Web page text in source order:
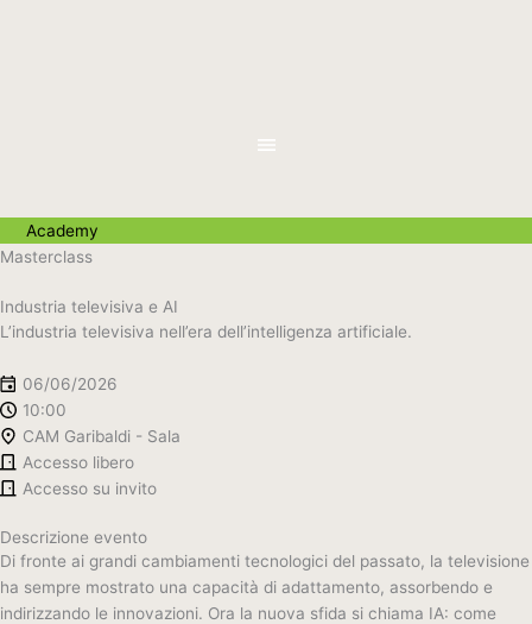
Academy
Masterclass
Industria televisiva e AI
L’industria televisiva nell’era dell’intelligenza artificiale.
06/06/2026
10:00
CAM Garibaldi - Sala
Accesso libero
Accesso su invito
Descrizione evento
Di fronte ai grandi cambiamenti tecnologici del passato, la televisione
ha sempre mostrato una capacità di adattamento, assorbendo e
indirizzando le innovazioni. Ora la nuova sfida si chiama IA: come